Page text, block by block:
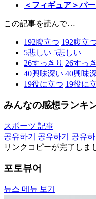
＜フィギュア＞パ
この記事を読んで…
192腹立つ 192腹立つ
5悲しい 5悲しい
26すっきり 26すっ
40興味深い 40興味
19役に立つ 19役に
みんなの感想ランキ
スポーツ 記事
공유하기
공유하기 공유하
リンクコピーが完了しま
포토뷰어
뉴스 메뉴 보기